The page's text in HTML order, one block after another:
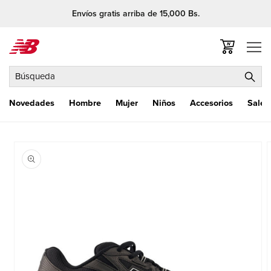
Envíos gratis arriba de 15,000 Bs.
Novedades Hombre Mujer Niños Accesorios Sale
Búsqueda
Carrito
a la
información